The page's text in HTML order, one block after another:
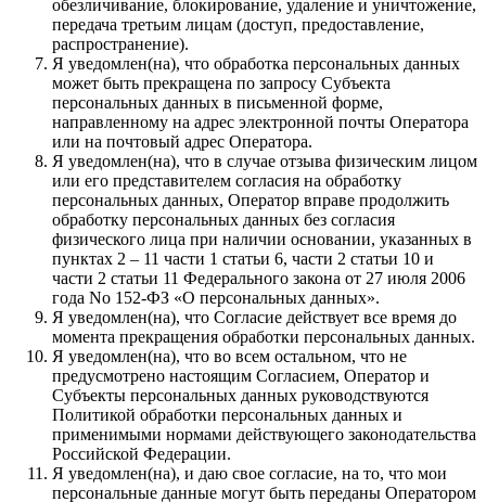
обезличивание, блокирование, удаление и уничтожение,
передача третьим лицам (доступ, предоставление,
распространение).
Я уведомлен(на), что обработка персональных данных
может быть прекращена по запросу Субъекта
персональных данных в письменной форме,
направленному на адрес электронной почты Оператора
или на почтовый адрес Оператора.
Я уведомлен(на), что в случае отзыва физическим лицом
или его представителем согласия на обработку
персональных данных, Оператор вправе продолжить
обработку персональных данных без согласия
физического лица при наличии основании, указанных в
пунктах 2 – 11 части 1 статьи 6, части 2 статьи 10 и
части 2 статьи 11 Федерального закона от 27 июля 2006
года No 152-ФЗ «О персональных данных».
Я уведомлен(на), что Согласие действует все время до
момента прекращения обработки персональных данных.
Я уведомлен(на), что во всем остальном, что не
предусмотрено настоящим Согласием, Оператор и
Субъекты персональных данных руководствуются
Политикой обработки персональных данных и
применимыми нормами действующего законодательства
Российской Федерации.
Я уведомлен(на), и даю свое согласие, на то, что мои
персональные данные могут быть переданы Оператором